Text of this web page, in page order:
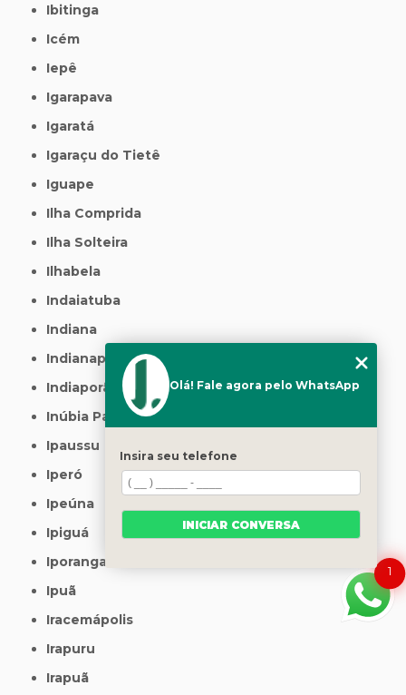
Ibitinga
Icém
Iepê
Igarapava
Igaratá
Igaraçu do Tietê
Iguape
Ilha Comprida
Ilha Solteira
Ilhabela
Indaiatuba
Indiana
Indianapolis
Indiaporã
Inúbia Paulista
Ipaussu
Iperó
Ipeúna
Ipiguá
Iporanga
Ipuã
Iracemápolis
Irapuru
Irapuã
1
Olá! Fale agora pelo WhatsApp
Insira seu telefone
INICIAR CONVERSA